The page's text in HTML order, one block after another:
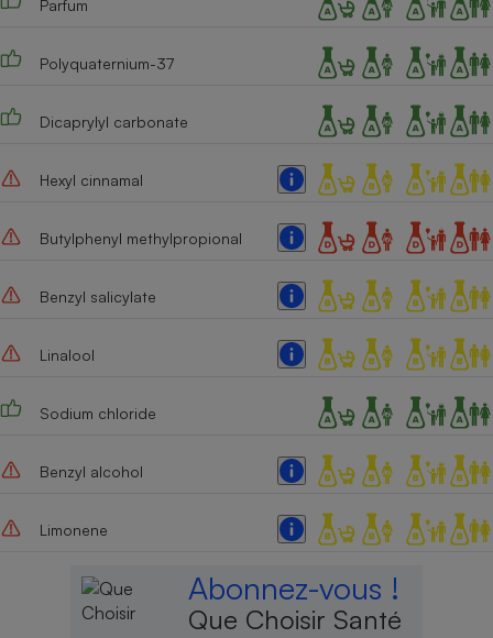
Parfum
Polyquaternium-37
Dicaprylyl carbonate
Hexyl cinnamal
Butylphenyl methylpropional
Benzyl salicylate
Linalool
Sodium chloride
Benzyl alcohol
Limonene
Abonnez-vous !
Que Choisir Santé